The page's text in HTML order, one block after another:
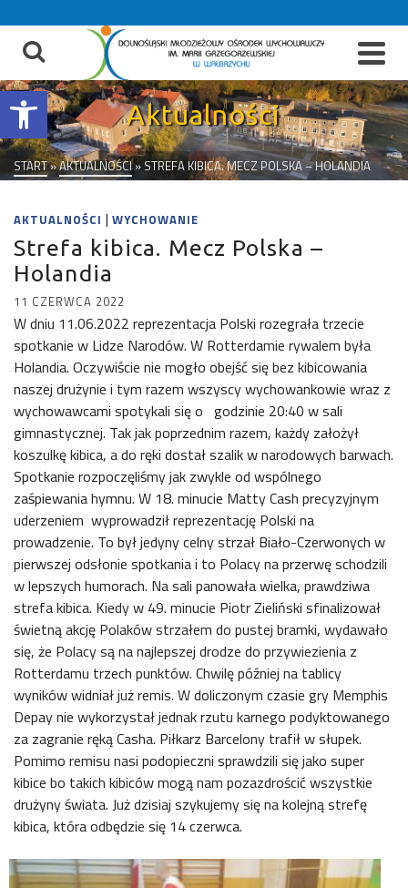
Otwórz pasek narzędzi
treści
Aktualności
START»AKTUALNOŚCI» STREFA KIBICA. MECZ POLSKA – HOLANDIA
AKTUALNOŚCI | WYCHOWANIE
Strefa kibica. Mecz Polska –
Holandia
11 CZERWCA 2022
W dniu 11.06.2022 reprezentacja Polski rozegrała trzecie
spotkanie w Lidze Narodów. W Rotterdamie rywalem była
Holandia. Oczywiście nie mogło obejść się bez kibicowania
naszej drużynie i tym razem wszyscy wychowankowie wraz z
wychowawcami spotykali się o godzinie 20:40 w sali
gimnastycznej. Tak jak poprzednim razem, każdy założył
koszulkę kibica, a do ręki dostał szalik w narodowych barwach.
Spotkanie rozpoczęliśmy jak zwykle od wspólnego
zaśpiewania hymnu. W 18. minucie Matty Cash precyzyjnym
uderzeniem wyprowadził reprezentację Polski na
prowadzenie. To był jedyny celny strzał Biało-Czerwonych w
pierwszej odsłonie spotkania i to Polacy na przerwę schodzili
w lepszych humorach. Na sali panowała wielka, prawdziwa
strefa kibica. Kiedy w 49. minucie Piotr Zieliński sfinalizował
świetną akcję Polaków strzałem do pustej bramki, wydawało
się, że Polacy są na najlepszej drodze do przywiezienia z
Rotterdamu trzech punktów. Chwilę później na tablicy
wyników widniał już remis. W doliczonym czasie gry Memphis
Depay nie wykorzystał jednak rzutu karnego podyktowanego
za zagranie ręką Casha. Piłkarz Barcelony trafił w słupek.
Pomimo remisu nasi podopieczni sprawdzili się jako super
kibice bo takich kibiców mogą nam pozazdrościć wszystkie
drużyny świata. Już dzisiaj szykujemy się na kolejną strefę
kibica, która odbędzie się 14 czerwca.